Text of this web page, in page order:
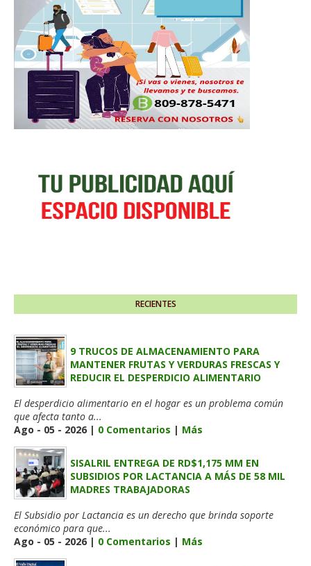
RECIENTES
9 TRUCOS DE ALMACENAMIENTO PARA
MANTENER FRUTAS Y VERDURAS FRESCAS Y
REDUCIR EL DESPERDICIO ALIMENTARIO
El desperdicio alimentario en el hogar es un problema común
que afecta tanto a...
Ago - 05 - 2026 | 0 Comentarios | Más
SISALRIL ENTREGA DE RD$1,175 MM EN
SUBSIDIOS POR LACTANCIA A MÁS DE 58 MIL
MADRES TRABAJADORAS
El Subsidio por Lactancia es un derecho que brinda soporte
económico para que...
Ago - 05 - 2026 | 0 Comentarios | Más